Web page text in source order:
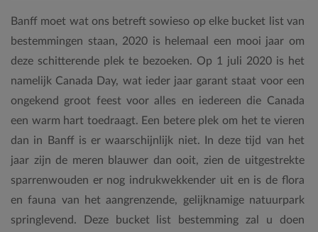
Banff moet wat ons betreft sowieso op elke bucket list van
bestemmingen staan, 2020 is helemaal een mooi jaar om
deze schitterende plek te bezoeken. Op 1 juli 2020 is het
namelijk Canada Day, wat ieder jaar garant staat voor een
ongekend groot feest voor alles en iedereen die Canada
een warm hart toedraagt. Een betere plek om het te vieren
dan in Banff is er waarschijnlijk niet. In deze tijd van het
jaar zijn de meren blauwer dan ooit, zien de uitgestrekte
sparrenwouden er nog indrukwekkender uit en is de flora
en fauna van het aangrenzende, gelijknamige natuurpark
springlevend. Deze bucket list bestemming zal u doen